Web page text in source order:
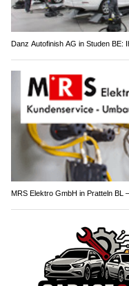
Danz Autofinish AG in Studen BE:
MRS Elektro GmbH in Pratteln BL